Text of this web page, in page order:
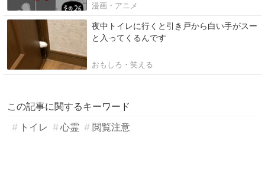
漫画・アニメ
夜中トイレに行くと引き戸から白い手がスー
と入ってくるんです
おもしろ・笑える
この記事に関するキーワード
トイレ
心霊 閲覧注意